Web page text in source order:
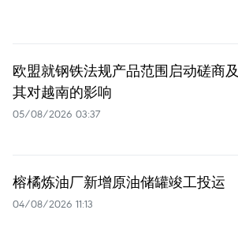
欧盟就钢铁法规产品范围启动磋商及
其对越南的影响
05/08/2026 03:37
榕橘炼油厂新增原油储罐竣工投运
04/08/2026 11:13